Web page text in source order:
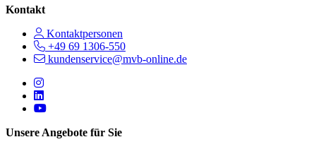
Kontakt
Kontaktpersonen
+49 69 1306-550
kundenservice@mvb-online.de
Follow us on https://www.instagram.com/lifeatmvb/
Follow us on https://www.linkedin.com/company/mvbbooks
Follow us on https://www.youtube.com/@mvbbooks
Unsere Angebote für Sie